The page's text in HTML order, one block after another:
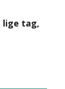
lige tag,